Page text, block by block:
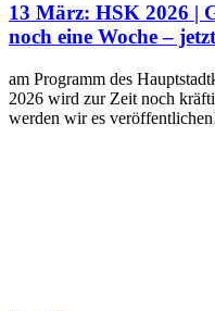
13 März: HSK 2026 |
noch eine Woche –
am Programm des
2026 wird zur Zeit noch
werden wir es